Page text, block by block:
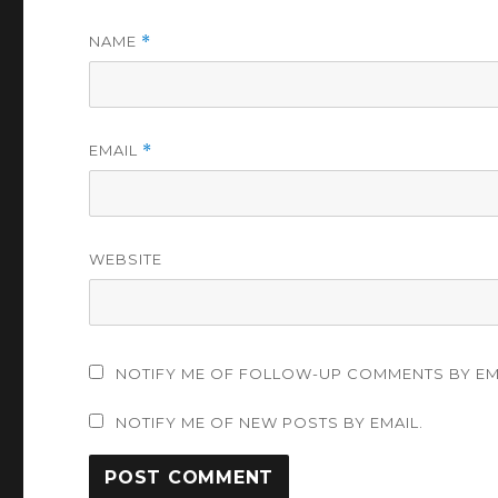
NAME *
EMAIL *
WEBSITE
NOTIFY ME OF FOLLOW-UP COMMENTS BY
NOTIFY ME OF NEW POSTS BY EMAIL.